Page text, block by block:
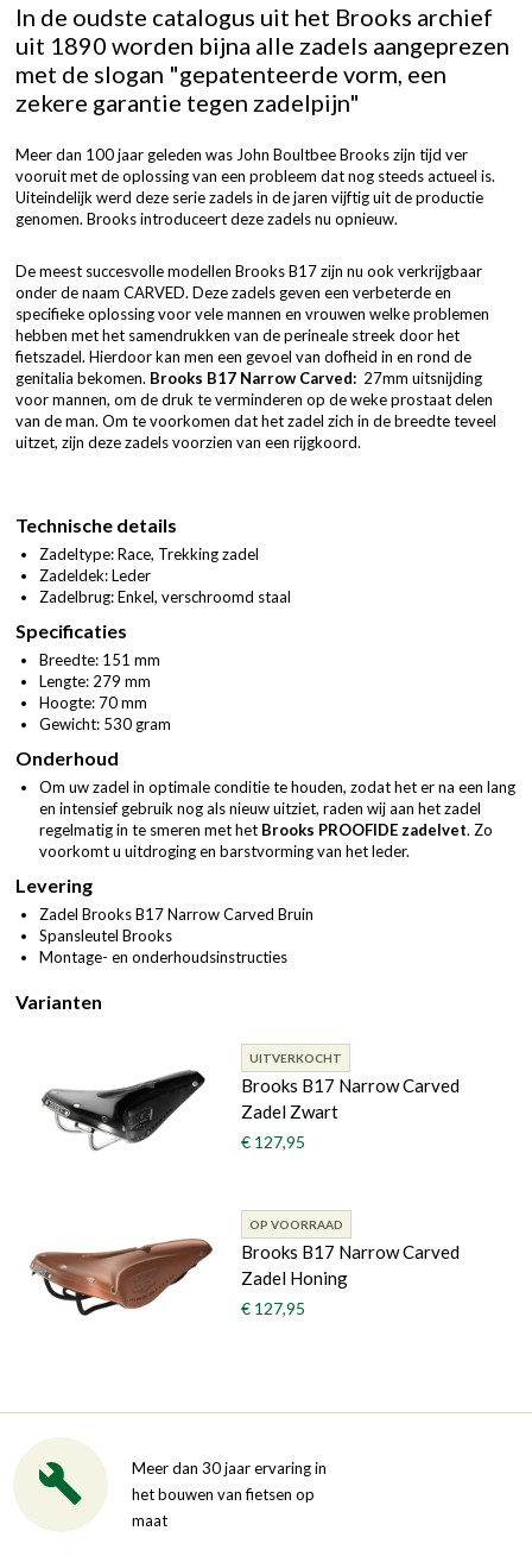
In de oudste catalogus uit het Brooks archief
uit 1890 worden bijna alle zadels aangeprezen
met de slogan "gepatenteerde vorm, een
zekere garantie tegen zadelpijn"
Meer dan 100 jaar geleden was John Boultbee Brooks zijn tijd ver
vooruit met de oplossing van een probleem dat nog steeds actueel is.
Uiteindelijk werd deze serie zadels in de jaren vijftig uit de productie
genomen. Brooks introduceert deze zadels nu opnieuw.
De meest succesvolle modellen Brooks B17 zijn nu ook verkrijgbaar
onder de naam CARVED. Deze zadels geven een verbeterde en
specifieke oplossing voor vele mannen en vrouwen welke problemen
hebben met het samendrukken van de perineale streek door het
fietszadel. Hierdoor kan men een gevoel van dofheid in en rond de
genitalia bekomen. Brooks B17 Narrow Carved: 27mm uitsnijding
voor mannen, om de druk te verminderen op de weke prostaat delen
van de man. Om te voorkomen dat het zadel zich in de breedte teveel
uitzet, zijn deze zadels voorzien van een rijgkoord.
Technische details
Zadeltype: Race, Trekking zadel
Zadeldek: Leder
Zadelbrug: Enkel, verschroomd staal
Specificaties
Breedte: 151 mm
Lengte: 279 mm
Hoogte: 70 mm
Gewicht: 530 gram
Onderhoud
Om uw zadel in optimale conditie te houden, zodat het er na een lang
en intensief gebruik nog als nieuw uitziet, raden wij aan het zadel
regelmatig in te smeren met het Brooks PROOFIDE zadelvet. Zo
voorkomt u uitdroging en barstvorming van het leder.
Levering
Zadel Brooks B17 Narrow Carved Bruin
Spansleutel Brooks
Montage- en onderhoudsinstructies
Varianten
UITVERKOCHT
Brooks B17 Narrow Carved
Zadel Zwart
€ 127,95
OP VOORRAAD
Brooks B17 Narrow Carved
Zadel Honing
€ 127,95
Meer dan 30 jaar ervaring in
het bouwen van fietsen op
maat